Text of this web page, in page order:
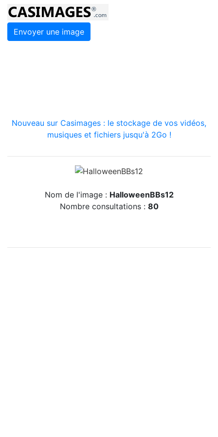
Envoyer une image
Nouveau sur Casimages : le stockage de vos vidéos,
musiques et fichiers jusqu'à 2Go !
Nom de l'image : HalloweenBBs12
Nombre consultations : 80